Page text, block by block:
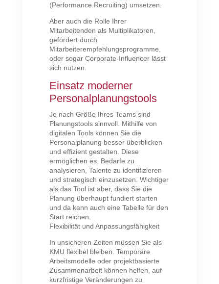
(Performance Recruiting) umsetzen.
Aber auch die Rolle Ihrer
Mitarbeitenden als Multiplikatoren,
gefördert durch
Mitarbeiterempfehlungsprogramme,
oder sogar Corporate-Influencer lässt
sich nutzen.
Einsatz moderner
Personalplanungstools
Je nach Größe Ihres Teams sind
Planungstools sinnvoll. Mithilfe von
digitalen Tools können Sie die
Personalplanung besser überblicken
und effizient gestalten. Diese
ermöglichen es, Bedarfe zu
analysieren, Talente zu identifizieren
und strategisch einzusetzen. Wichtiger
als das Tool ist aber, dass Sie die
Planung überhaupt fundiert starten
und da kann auch eine Tabelle für den
Start reichen.
Flexibilität und Anpassungsfähigkeit
In unsicheren Zeiten müssen Sie als
KMU flexibel bleiben. Temporäre
Arbeitsmodelle oder projektbasierte
Zusammenarbeit können helfen, auf
kurzfristige Veränderungen zu